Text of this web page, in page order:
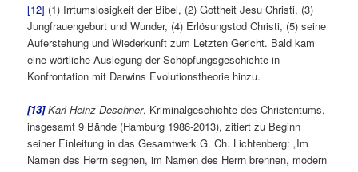
[12] (1) Irrtumslosigkeit der Bibel, (2) Gottheit Jesu Christi, (3)
Jungfrauengeburt und Wunder, (4) Erlösungstod Christi, (5) seine
Auferstehung und Wiederkunft zum Letzten Gericht. Bald kam
eine wörtliche Auslegung der Schöpfungsgeschichte in
Konfrontation mit Darwins Evolutionstheorie hinzu.
[13]Karl-Heinz Deschner, Kriminalgeschichte des Christentums,
insgesamt 9 Bände (Hamburg 1986-2013), zitiert zu Beginn
seiner Einleitung in das Gesamtwerk G. Ch. Lichtenberg: „Im
Namen des Herrn segnen, im Namen des Herrn brennen, modern